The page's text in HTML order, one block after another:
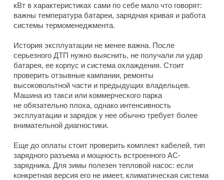
кВт в характеристиках сами по себе мало что говорят:
важны температура батареи, зарядная кривая и работа
системы термоменеджмента.
История эксплуатации не менее важна. После
серьезного ДТП нужно выяснить, не получали ли удар
батарея, ее корпус и система охлаждения. Стоит
проверить отзывные кампании, ремонты
высоковольтной части и предыдущих владельцев.
Машина из такси или коммерческого парка
не обязательно плоха, однако интенсивность
эксплуатации и зарядок у нее обычно требует более
внимательной диагностики.
Еще до оплаты стоит проверить комплект кабелей, тип
зарядного разъема и мощность встроенного AC-
зарядника. Для зимы полезен тепловой насос: если
конкретная версия его не имеет, климатическая система